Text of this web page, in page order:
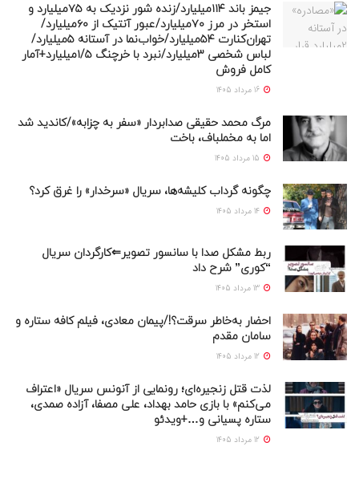
جیمز باند ۱۱۴میلیارد/زنده شور نزدیک به ۷۵میلیارد و
استخر در مرز ۷۰میلیارد/عبور آنتیک از ۶۰میلیارد/
تهران‌کنارت ۵۴میلیارد/خواب‌نما در آستانه ۵میلیارد/
لباس شخصی ۳میلیارد/نبرد با خرچنگ ۱/۵میلیارد+آمار
کامل فروش
مرگ محمد حقیقی صدابردار «سفر به چزابه»/کاندید شد
اما به مخملباف، باخت
چگونه گرداب کلیشه‌ها، سریال «سرخدار» را غرق کرد؟
ربط مشکل صدا با سانسور تصویر⇐کارگردان سریال
“کوری” شرح داد
احضار به‌خاطر سرقت؟!/پیمان معادی، فیلم کافه ستاره و
سامان مقدم
لذت قتل زنجیره‌ای؛ رونمایی از آنونس سریال «اعتراف
می‌کنم» با بازی حامد بهداد، علی مصفا، آزاده صمدی،
ستاره پسیانی و…+ویدئو